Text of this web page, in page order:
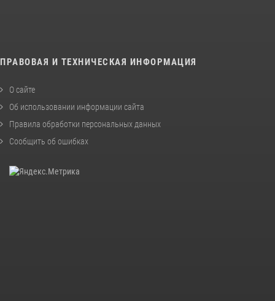
ПРАВОВАЯ И ТЕХНИЧЕСКАЯ ИНФОРМАЦИЯ
О сайте
Об использовании информации сайта
Правила обработки персональных данных
Сообщить об ошибках